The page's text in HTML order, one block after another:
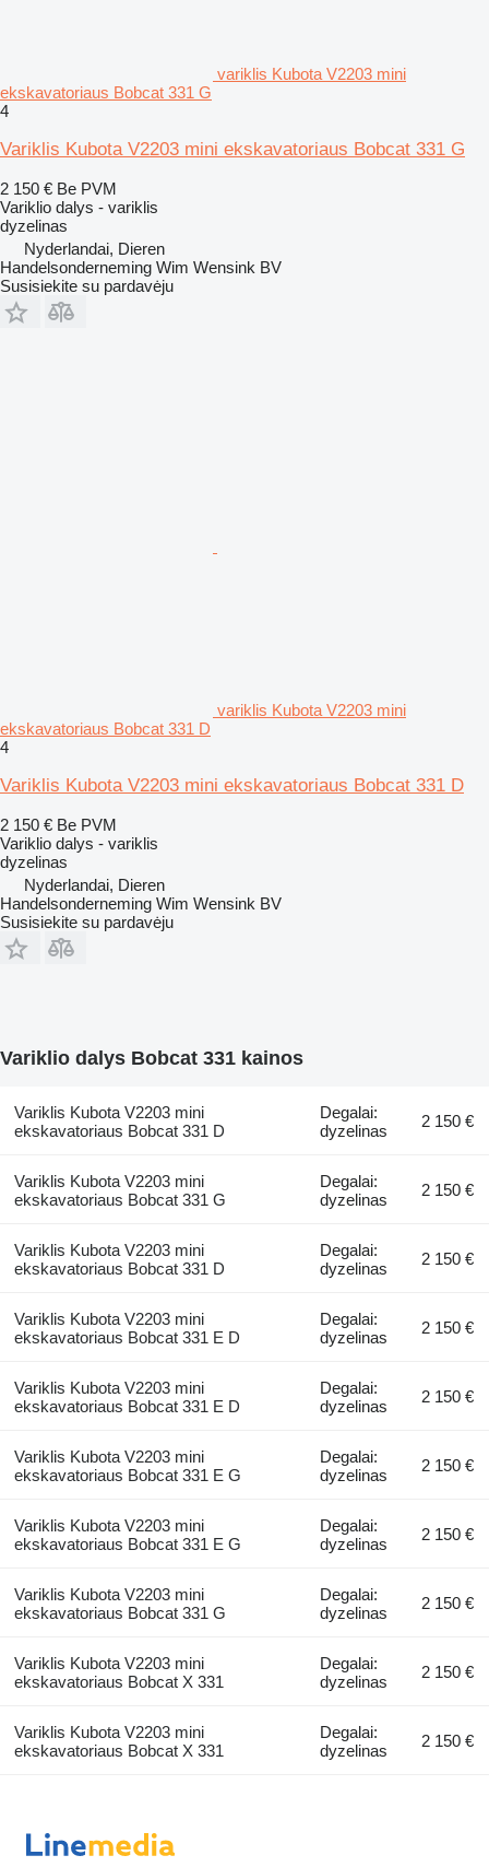
variklis Kubota V2203 mini
ekskavatoriaus Bobcat 331 G
4
Variklis Kubota V2203 mini ekskavatoriaus Bobcat 331 G
2 150 € Be PVM
Variklio dalys - variklis
dyzelinas
Nyderlandai, Dieren
Handelsonderneming Wim Wensink BV
Susisiekite su pardavėju
variklis Kubota V2203 mini
ekskavatoriaus Bobcat 331 D
4
Variklis Kubota V2203 mini ekskavatoriaus Bobcat 331 D
2 150 € Be PVM
Variklio dalys - variklis
dyzelinas
Nyderlandai, Dieren
Handelsonderneming Wim Wensink BV
Susisiekite su pardavėju
Variklio dalys Bobcat 331 kainos
Variklis Kubota V2203 mini
ekskavatoriaus Bobcat 331 D
Degalai:
dyzelinas
2 150 €
Variklis Kubota V2203 mini
ekskavatoriaus Bobcat 331 G
Degalai:
dyzelinas
2 150 €
Variklis Kubota V2203 mini
ekskavatoriaus Bobcat 331 D
Degalai:
dyzelinas
2 150 €
Variklis Kubota V2203 mini
ekskavatoriaus Bobcat 331 E D
Degalai:
dyzelinas
2 150 €
Variklis Kubota V2203 mini
ekskavatoriaus Bobcat 331 E D
Degalai:
dyzelinas
2 150 €
Variklis Kubota V2203 mini
ekskavatoriaus Bobcat 331 E G
Degalai:
dyzelinas
2 150 €
Variklis Kubota V2203 mini
ekskavatoriaus Bobcat 331 E G
Degalai:
dyzelinas
2 150 €
Variklis Kubota V2203 mini
ekskavatoriaus Bobcat 331 G
Degalai:
dyzelinas
2 150 €
Variklis Kubota V2203 mini
ekskavatoriaus Bobcat X 331
Degalai:
dyzelinas
2 150 €
Variklis Kubota V2203 mini
ekskavatoriaus Bobcat X 331
Degalai:
dyzelinas
2 150 €